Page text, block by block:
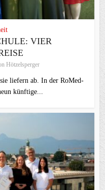
VIER
Hötzelsperger
liefern ab. In der RoMed-
künftige...